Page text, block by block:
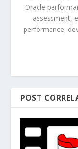
Oracle
assessment,
performance,
POST